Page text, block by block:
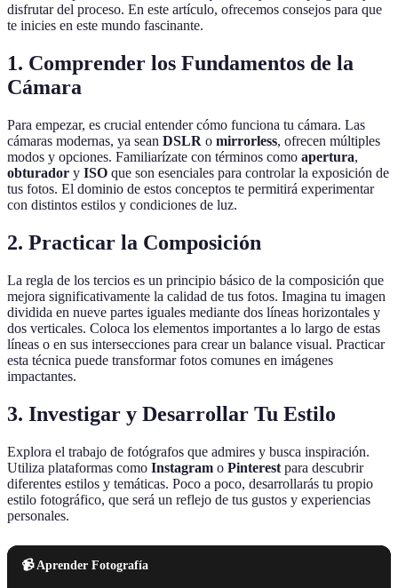
disfrutar del proceso. En este artículo, ofrecemos consejos para que
te inicies en este mundo fascinante.
1. Comprender los Fundamentos de la
Cámara
Para empezar, es crucial entender cómo funciona tu cámara. Las
cámaras modernas, ya sean DSLR o mirrorless, ofrecen múltiples
modos y opciones. Familiarízate con términos como apertura,
obturador y ISO que son esenciales para controlar la exposición de
tus fotos. El dominio de estos conceptos te permitirá experimentar
con distintos estilos y condiciones de luz.
2. Practicar la Composición
La regla de los tercios es un principio básico de la composición que
mejora significativamente la calidad de tus fotos. Imagina tu imagen
dividida en nueve partes iguales mediante dos líneas horizontales y
dos verticales. Coloca los elementos importantes a lo largo de estas
líneas o en sus intersecciones para crear un balance visual. Practicar
esta técnica puede transformar fotos comunes en imágenes
impactantes.
3. Investigar y Desarrollar Tu Estilo
Explora el trabajo de fotógrafos que admires y busca inspiración.
Utiliza plataformas como Instagram o Pinterest para descubrir
diferentes estilos y temáticas. Poco a poco, desarrollarás tu propio
estilo fotográfico, que será un reflejo de tus gustos y experiencias
personales.
📹 Aprender Fotografía